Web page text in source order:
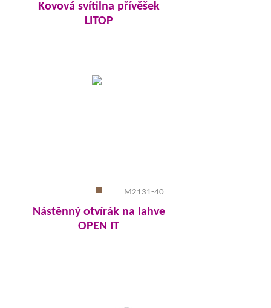
Kovová svítilna přívěšek
LITOP
M2131-40
Nástěnný otvírák na lahve
OPEN IT